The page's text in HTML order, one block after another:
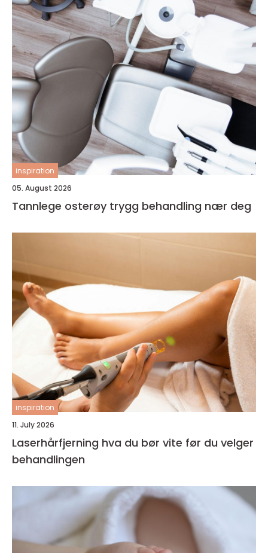
inspiration
05. August 2026
Tannlege osterøy trygg behandling nær deg
inspiration
11. July 2026
Laserhårfjerning hva du bør vite før du velger
behandlingen